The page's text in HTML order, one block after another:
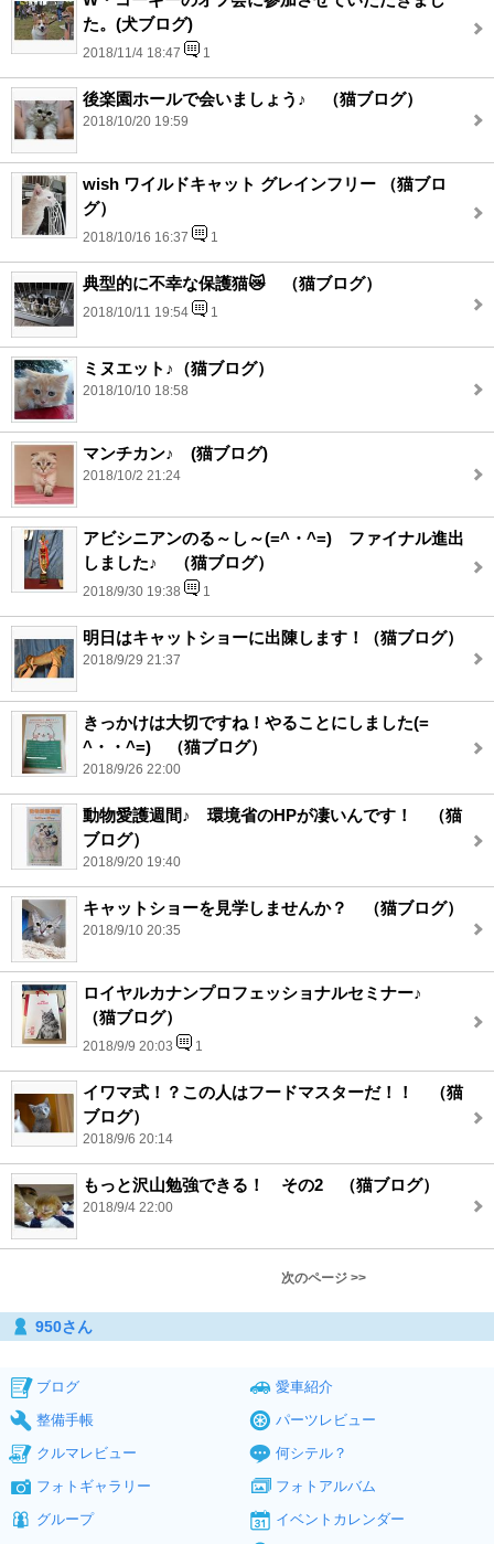
た。(犬ブログ)
2018/11/4 18:47 1
後楽園ホールで会いましょう♪ （猫ブログ）
2018/10/20 19:59
wish ワイルドキャット グレインフリー （猫ブロ
グ）
2018/10/16 16:37 1
典型的に不幸な保護猫😿 （猫ブログ）
2018/10/11 19:54 1
ミヌエット♪（猫ブログ）
2018/10/10 18:58
マンチカン♪ (猫ブログ)
2018/10/2 21:24
アビシニアンのる～し～(=^・^=) ファイナル進出
しました♪ （猫ブログ）
2018/9/30 19:38 1
明日はキャットショーに出陳します！（猫ブログ）
2018/9/29 21:37
きっかけは大切ですね！やることにしました(=
^・・^=) （猫ブログ）
2018/9/26 22:00
動物愛護週間♪ 環境省のHPが凄いんです！ （猫
ブログ）
2018/9/20 19:40
キャットショーを見学しませんか？ （猫ブログ）
2018/9/10 20:35
ロイヤルカナンプロフェッショナルセミナー♪
（猫ブログ）
2018/9/9 20:03 1
イワマ式！？この人はフードマスターだ！！ （猫
ブログ）
2018/9/6 20:14
もっと沢山勉強できる！ その2 （猫ブログ）
2018/9/4 22:00
次のページ >>
950さん
ブログ
愛車紹介
整備手帳
パーツレビュー
クルマレビュー
何シテル？
フォトギャラリー
フォトアルバム
グループ
イベントカレンダー